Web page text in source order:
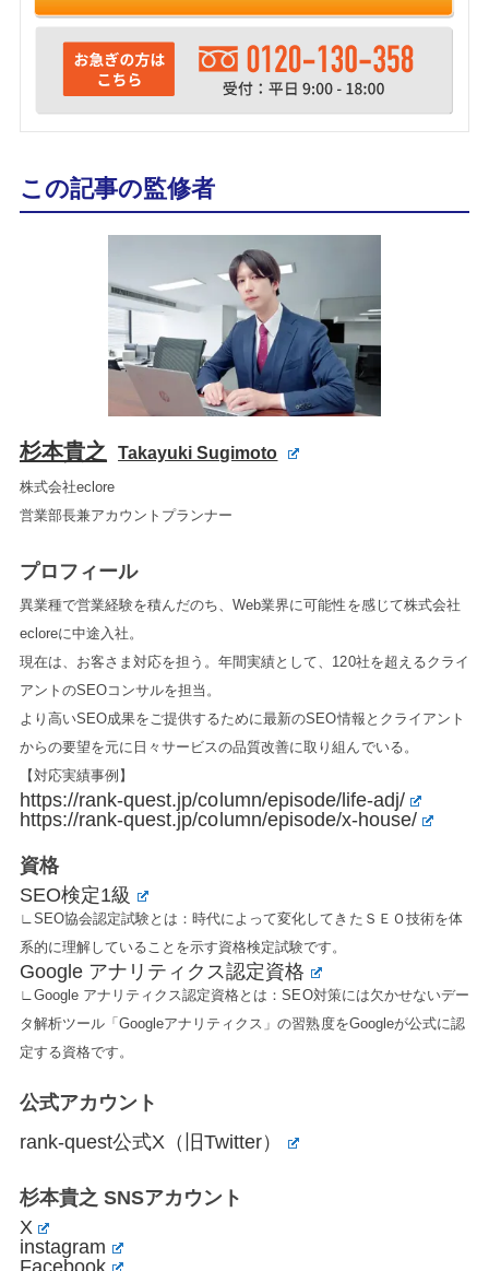
この記事の監修者
杉本貴之 Takayuki Sugimoto
株式会社eclore
営業部長兼アカウントプランナー
プロフィール
異業種で営業経験を積んだのち、Web業界に可能性を感じて株式会社
ecloreに中途入社。
現在は、お客さま対応を担う。年間実績として、120社を超えるクライ
アントのSEOコンサルを担当。
より高いSEO成果をご提供するために最新のSEO情報とクライアント
からの要望を元に日々サービスの品質改善に取り組んでいる。
【対応実績事例】
https://rank-quest.jp/column/episode/life-adj/
https://rank-quest.jp/column/episode/x-house/
資格
SEO検定1級
∟SEO協会認定試験とは：時代によって変化してきたＳＥＯ技術を体
系的に理解していることを示す資格検定試験です。
Google アナリティクス認定資格
∟Google アナリティクス認定資格とは：SEO対策には欠かせないデー
タ解析ツール「Googleアナリティクス」の習熟度をGoogleが公式に認
定する資格です。
公式アカウント
rank-quest公式X（旧Twitter）
杉本貴之 SNSアカウント
X
instagram